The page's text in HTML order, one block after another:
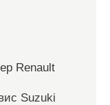
Renault
Suzuki